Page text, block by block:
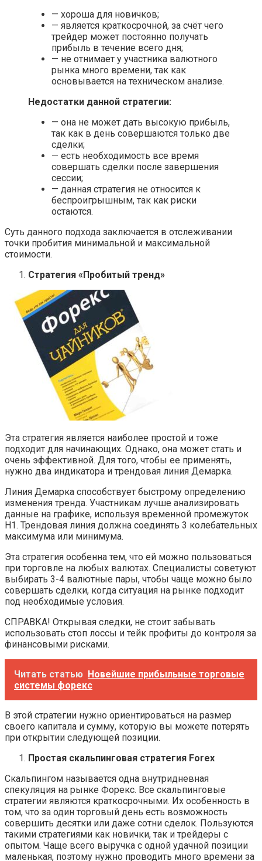
— хороша для новичков;
— является краткосрочной, за счёт чего
трейдер может постоянно получать
прибыль в течение всего дня;
— не отнимает у участника валютного
рынка много времени, так как
основывается на техническом анализе.
Недостатки данной стратегии:
— она не может дать высокую прибыль,
так как в день совершаются только две
сделки;
— есть необходимость все время
совершать сделки после завершения
сессии;
— данная стратегия не относится к
беспроигрышным, так как риски
остаются.
Суть данного подхода заключается в отслеживании
точки пробития минимальной и максимальной
стоимости.
Стратегия «Пробитый тренд»
Эта стратегия является наиболее простой и тоже
подходит для начинающих. Однако, она может стать и
очень эффективной. Для того, чтобы ее применять,
нужно два индикатора и трендовая линия Демарка.
Линия Демарка способствует быстрому определению
изменения тренда. Участникам лучше анализировать
данные на графике, используя временной промежуток
Н1. Трендовая линия должна соединять 3 колебательных
максимума или минимума.
Эта стратегия особенна тем, что ей можно пользоваться
при торговле на любых валютах. Специалисты советуют
выбирать 3-4 валютные пары, чтобы чаще можно было
совершать сделки, когда ситуация на рынке подходит
под необходимые условия.
СПРАВКА! Открывая следки, не стоит забывать
использовать стоп лоссы и тейк профиты до контроля за
финансовыми рисками.
Читать статью Новейшие прибыльные торговые
системы форекс
В этой стратегии нужно ориентироваться на размер
своего капитала и сумму, которую вы можете потерять
при открытии следующей позиции.
Простая скальпинговая стратегия Forex
Скальпингом называется одна внутридневная
спекуляция на рынке Форекс. Все скальпинговые
стратегии являются краткосрочными. Их особенность в
том, что за один торговый день есть возможность
совершить десятки или даже сотни сделок. Пользуются
такими стратегиями как новички, так и трейдеры с
опытом. Чаще всего выручка с одной удачной позиции
маленькая, поэтому нужно проводить много времени за